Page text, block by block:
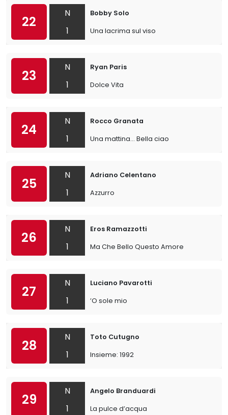
22
N
1
Bobby Solo
Una lacrima sul viso
23
N
1
Ryan Paris
Dolce Vita
24
N
1
Rocco Granata
Una mattina... Bella ciao
25
N
1
Adriano Celentano
Azzurro
26
N
1
Eros Ramazzotti
Ma Che Bello Questo Amore
27
N
1
Luciano Pavarotti
’O sole mio
28
N
1
Toto Cutugno
Insieme: 1992
29
N
1
Angelo Branduardi
La pulce d’acqua